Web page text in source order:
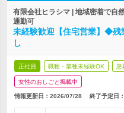
有限会社ヒラシマ | 地域密着で自
通勤可
未経験歓迎【住宅営業】◆
し
正社員 職種・業種未経験OK 急
女性のおしごと掲載中
情報更新日：2026/07/28 終了予定日：